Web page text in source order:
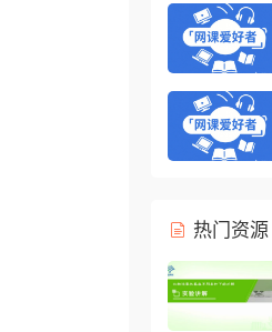
热门资源